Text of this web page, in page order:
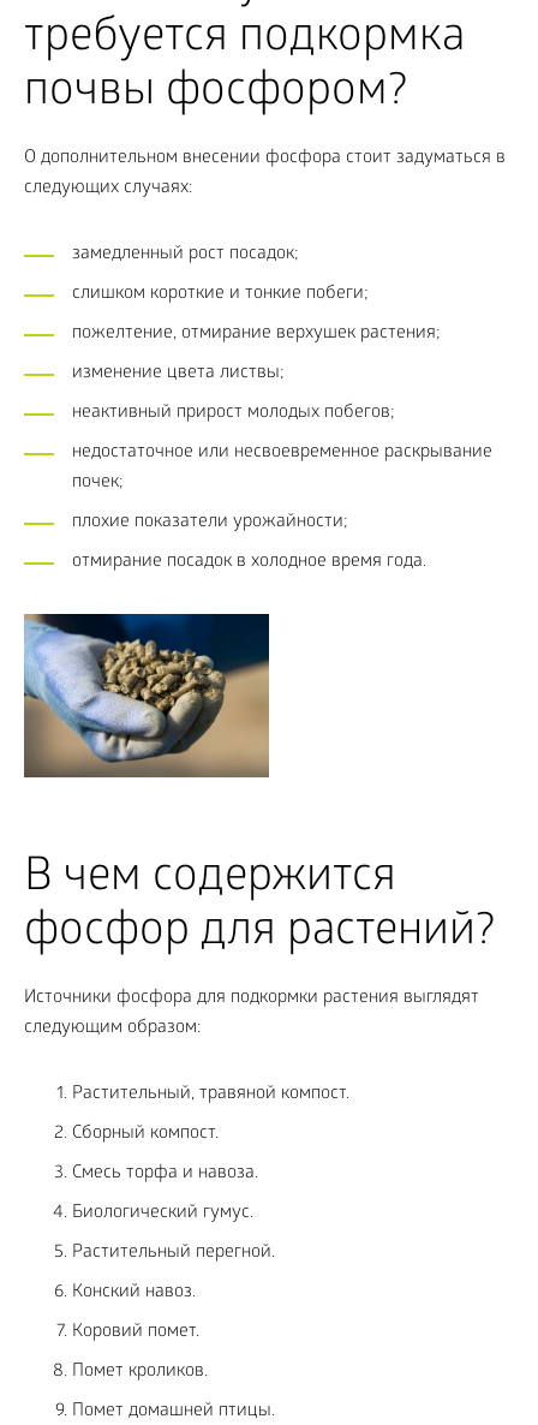
требуется подкормка
почвы фосфором?
О дополнительном внесении фосфора стоит задуматься в
следующих случаях:
замедленный рост посадок;
слишком короткие и тонкие побеги;
пожелтение, отмирание верхушек растения;
изменение цвета листвы;
неактивный прирост молодых побегов;
недостаточное или несвоевременное раскрывание
почек;
плохие показатели урожайности;
отмирание посадок в холодное время года.
В чем содержится
фосфор для растений?
Источники фосфора для подкормки растения выглядят
следующим образом:
Растительный, травяной компост.
Сборный компост.
Смесь торфа и навоза.
Биологический гумус.
Растительный перегной.
Конский навоз.
Коровий помет.
Помет кроликов.
Помет домашней птицы.